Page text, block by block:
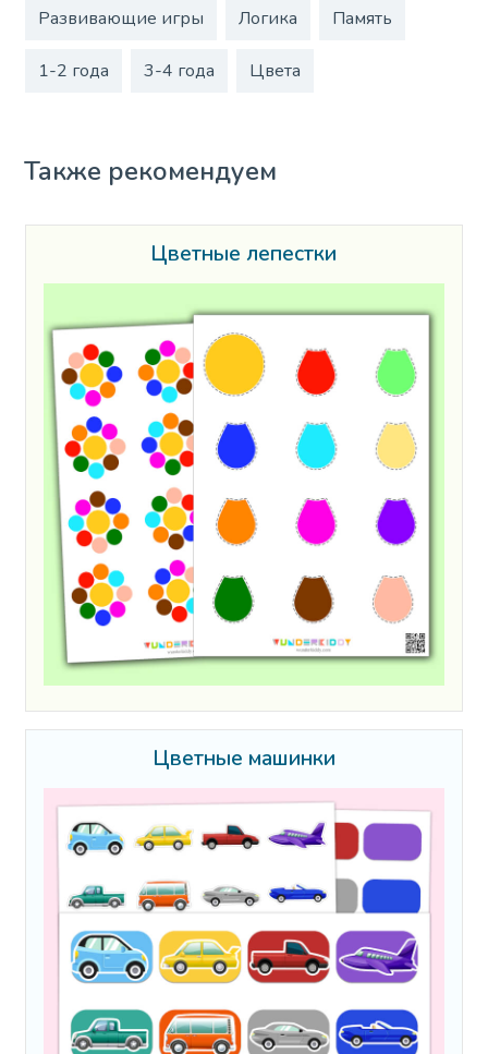
Развивающие игры Логика Память
1-2 года 3-4 года Цвета
Также рекомендуем
Цветные лепестки
Цветные машинки